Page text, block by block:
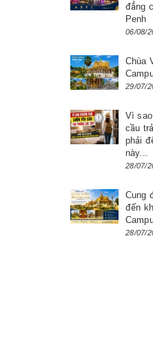
đẳng
Penh
06/08/
Chùa
29/07/
Vì
cầu
phải
này...
28/07/
Cung
đến
28/07/